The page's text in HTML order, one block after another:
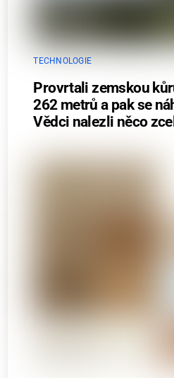
TECHNOLOGIE
Provrtali zemskou
262 metrů a pak se
Vědci nalezli něco